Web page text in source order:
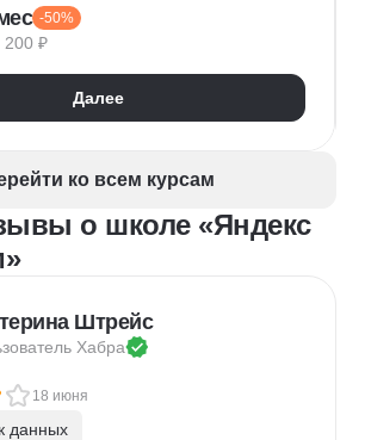
1С
-50%
200 ₽
Далее
ко всем курсам
о школе «Яндекс
Штрейс
Хабра
18 июня
данных